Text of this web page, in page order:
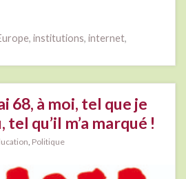
, institutions, internet,
68, à moi, tel que je
tel qu’il m’a marqué !
, Politique